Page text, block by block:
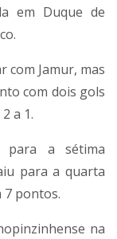
em Duque de
com Jamur, mas
com dois gols
a 1.
para a sétima
para a quarta
7 pontos.
na